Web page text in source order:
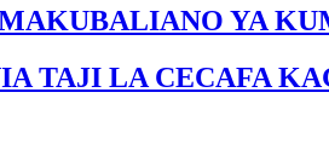
YA
TAJI LA CECAFA